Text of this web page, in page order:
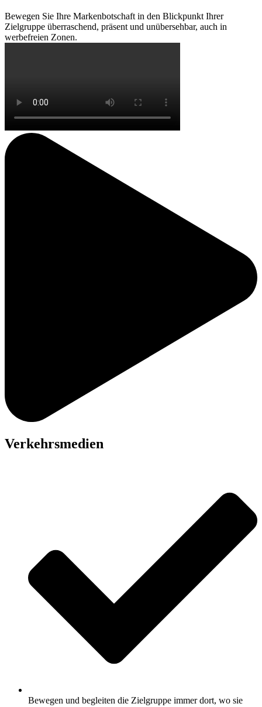
Bewegen Sie Ihre Markenbotschaft in den Blickpunkt Ihrer
Zielgruppe überraschend, präsent und unübersehbar, auch in
werbefreien Zonen.
Verkehrsmedien
Bewegen und begleiten die Zielgruppe immer dort, wo sie